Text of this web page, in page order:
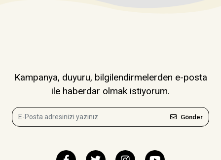
Kampanya, duyuru, bilgilendirmelerden e-posta
ile haberdar olmak istiyorum.
Gönder